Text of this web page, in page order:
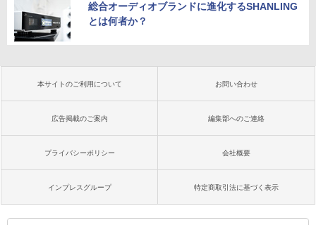
総合オーディオブランドに進化するSHANLING
とは何者か？
本サイトのご利用について お問い合わせ
広告掲載のご案内 編集部へのご連絡
プライバシーポリシー 会社概要
インプレスグループ 特定商取引法に基づく表示